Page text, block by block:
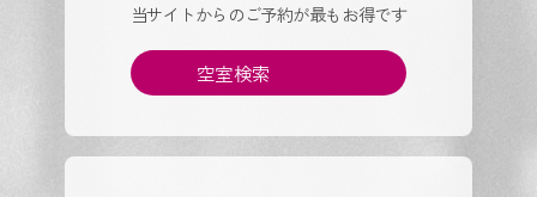
当サイトからのご予約が最もお得です
空室検索